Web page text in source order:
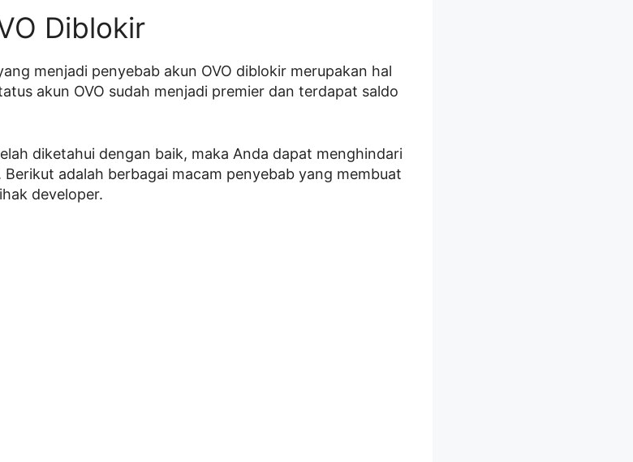
Diblokir
menjadi penyebab akun OVO diblokir merupakan hal
akun OVO sudah menjadi premier dan terdapat saldo
diketahui dengan baik, maka Anda dapat menghindari
adalah berbagai macam penyebab yang membuat
developer.